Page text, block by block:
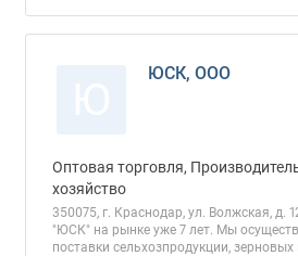
ЮСК, ООО
Оптовая торговля,
хозяйство
350075, г. Краснодар, ул. Волжская, д.
"ЮСК" на рынке уже 7 лет. Мы
поставки сельхозпродукции, зерновых